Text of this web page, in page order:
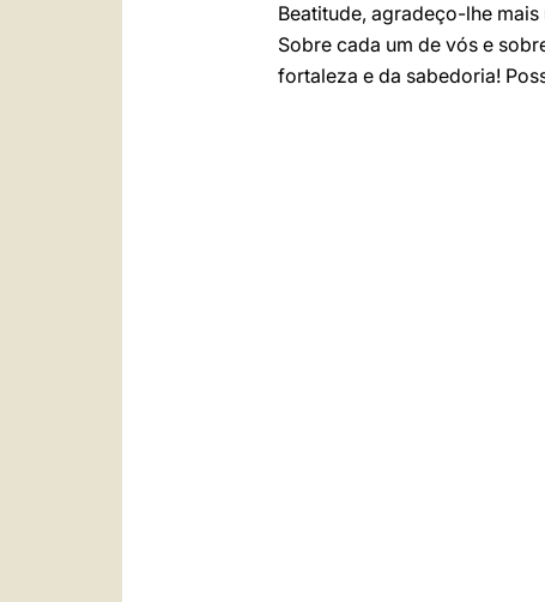
Beatitude, agradeço-lhe
Sobre cada um de vós e
fortaleza e da sabedoria!